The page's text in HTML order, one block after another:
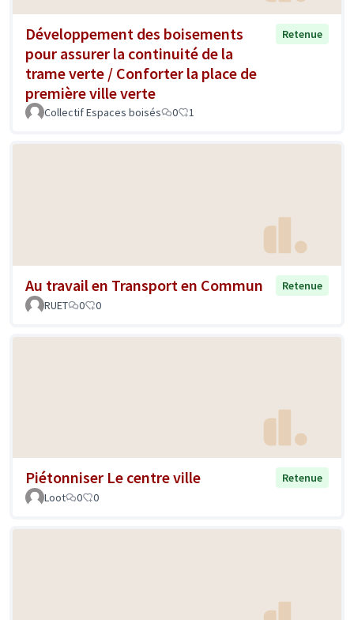
Développement des boisements
pour assurer la continuité de la
trame verte / Conforter la place de
première ville verte
Retenue
Collectif Espaces boisés 0 1
Au travail en Transport en Commun
Retenue
RUET
0 0
Piétonniser Le centre ville
Retenue
Loot
0 0